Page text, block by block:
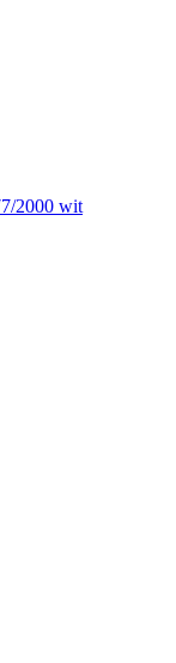
2000 wit